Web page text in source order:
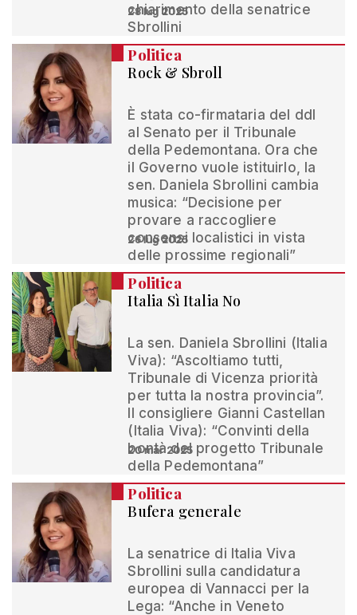
chiarimento della senatrice
Sbrollini
28 lug 2025
Politica
Rock & Sbroll
È stata co-firmataria del ddl
al Senato per il Tribunale
della Pedemontana. Ora che
il Governo vuole istituirlo, la
sen. Daniela Sbrollini cambia
musica: “Decisione per
provare a raccogliere
consensi localistici in vista
delle prossime regionali”
26 lug 2025
Politica
Italia Sì Italia No
La sen. Daniela Sbrollini (Italia
Viva): “Ascoltiamo tutti,
Tribunale di Vicenza priorità
per tutta la nostra provincia”.
Il consigliere Gianni Castellan
(Italia Viva): “Convinti della
bontà del progetto Tribunale
della Pedemontana”
20 mar 2025
Politica
Bufera generale
La senatrice di Italia Viva
Sbrollini sulla candidatura
europea di Vannacci per la
Lega: “Anche in Veneto